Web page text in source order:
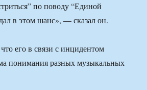
по поводу “Единой
в этом шанс», — сказал он.
его в связи с инцидентом
понимания разных музыкальных